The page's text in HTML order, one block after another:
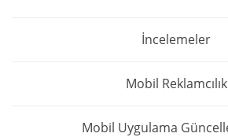
İncelemeler
Mobil Reklamcılık
Mobil Uygulama